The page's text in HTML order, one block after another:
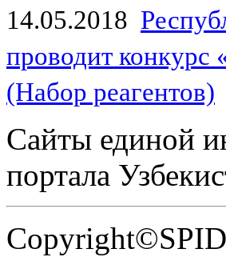
14.05.2018
проводит
(Набор реагентов)
Сайты единой
портала
Copyright©SPID